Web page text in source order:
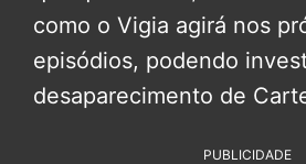
como o Vigia agirá nos
episódios, podendo
desaparecimento de
PUBLICIDADE